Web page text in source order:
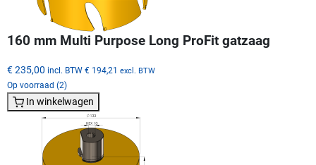
160 mm Multi Purpose Long ProFit gatzaag
€ 235,00 incl. BTW € 194,21 excl. BTW
Op voorraad (2)
In winkelwagen